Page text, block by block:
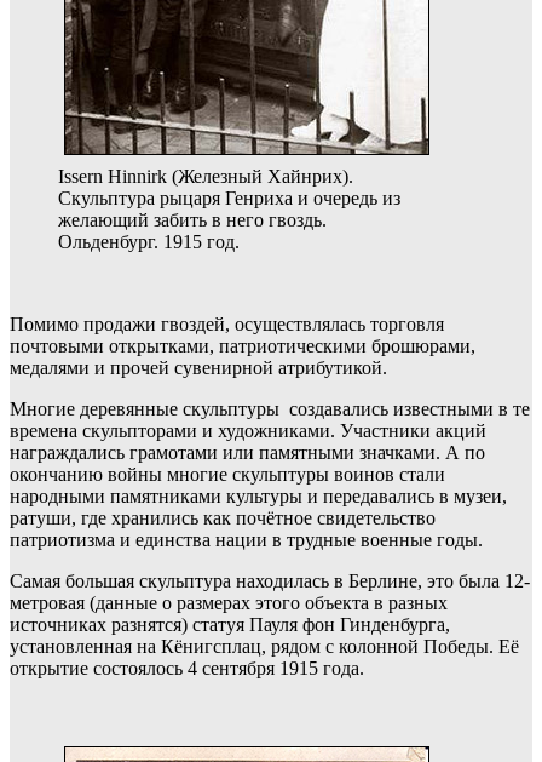
Issern Hinnirk (Железный Хайнрих).
Скульптура рыцаря Генриха и очередь из
желающий забить в него гвоздь.
Ольденбург. 1915 год.
Помимо продажи гвоздей, осуществлялась торговля
почтовыми открытками, патриотическими брошюрами,
медалями и прочей сувенирной атрибутикой.
Многие деревянные скульптуры создавались известными в те
времена скульпторами и художниками. Участники акций
награждались грамотами или памятными значками. А по
окончанию войны многие скульптуры воинов стали
народными памятниками культуры и передавались в музеи,
ратуши, где хранились как почётное свидетельство
патриотизма и единства нации в трудные военные годы.
Самая большая скульптура находилась в Берлине, это была 12-
метровая (данные о размерах этого объекта в разных
источниках разнятся) статуя Пауля фон Гинденбурга,
установленная на Кёнигсплац, рядом с колонной Победы. Её
открытие состоялось 4 сентября 1915 года.